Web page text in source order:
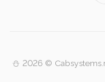
⛄️ 2026 ©